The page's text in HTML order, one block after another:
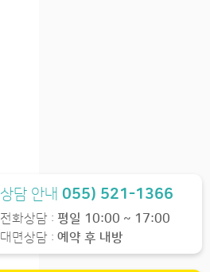
상담 안내 055) 521-1366
전화상담 : 평일 10:00 ~ 17:00
대면상담 : 예약 후 내방